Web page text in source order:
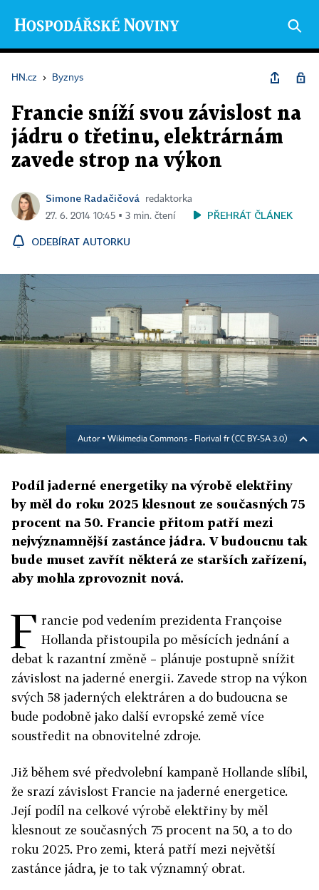
HN.cz › Byznys
Francie sníží svou závislost na
jádru o třetinu, elektrárnám
zavede strop na výkon
Simone Radačičová
redaktorka
27. 6. 2014 10:45 ▪ 3 min. čtení
PŘEHRÁT ČLÁNEK
ODEBÍRAT AUTORKU
Autor ▪ Wikimedia Commons - Florival fr (CC BY-SA 3.0)
Podíl jaderné energetiky na výrobě elektřiny
by měl do roku 2025 klesnout ze současných 75
procent na 50. Francie přitom patří mezi
nejvýznamnější zastánce jádra. V budoucnu tak
bude muset zavřít některá ze starších zařízení,
aby mohla zprovoznit nová.
F rancie pod vedením prezidenta Françoise
Hollanda přistoupila po měsících jednání a
debat k razantní změně – plánuje postupně snížit
závislost na jaderné energii. Zavede strop na výkon
svých 58 jaderných elektráren a do budoucna se
bude podobně jako další evropské země více
soustředit na obnovitelné zdroje.
Již během své předvolební kampaně Hollande slíbil,
že srazí závislost Francie na jaderné energetice.
Její podíl na celkové výrobě elektřiny by měl
klesnout ze současných 75 procent na 50, a to do
roku 2025. Pro zemi, která patří mezi největší
zastánce jádra, je to tak významný obrat.